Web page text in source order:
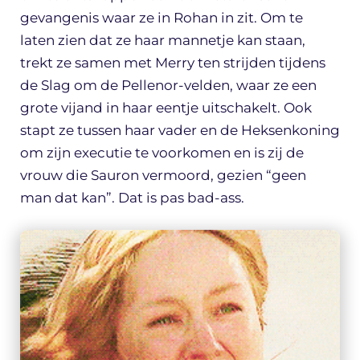
gevangenis waar ze in Rohan in zit. Om te
laten zien dat ze haar mannetje kan staan,
trekt ze samen met Merry ten strijden tijdens
de Slag om de Pellenor-velden, waar ze een
grote vijand in haar eentje uitschakelt. Ook
stapt ze tussen haar vader en de Heksenkoning
om zijn executie te voorkomen en is zij de
vrouw die Sauron vermoord, gezien “geen
man dat kan”. Dat is pas bad-ass.